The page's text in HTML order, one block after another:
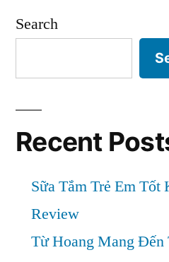
cho
cho
Search
Recent
Sữa Tắm Trẻ Em
Review
Từ Hoang Mang